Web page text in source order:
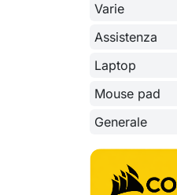
Varie
Assistenza
Laptop
Mouse pad
Generale